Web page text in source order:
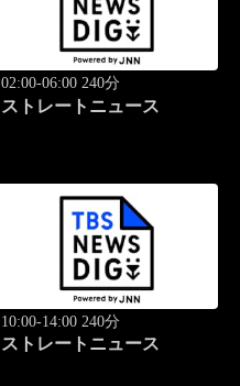
02:00-06:00 240分
ストレートニュース
10:00-14:00 240分
ストレートニュース